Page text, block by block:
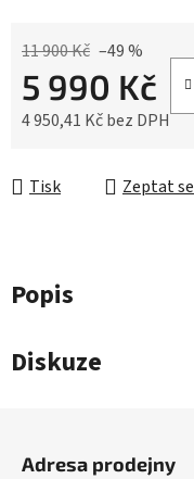
11 900 Kč –49 %
5 990 Kč
4 950,41 Kč bez DPH
Tisk Zeptat se
Popis
Diskuze
Adresa prodejny